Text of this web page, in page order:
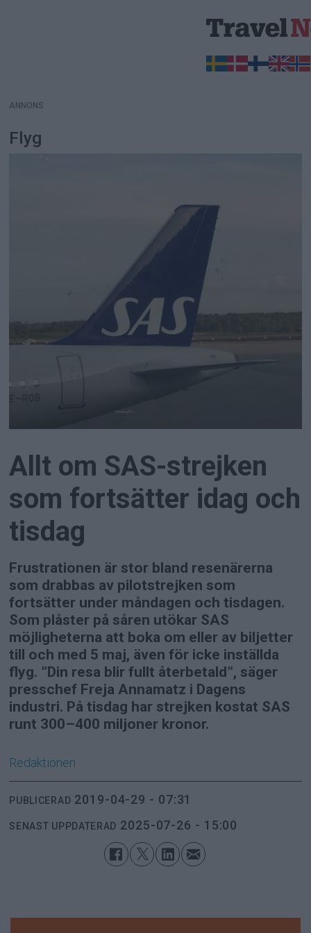
ANNONS
Flyg
Allt om SAS-strejken
som fortsätter idag och
tisdag
Frustrationen är stor bland resenärerna
som drabbas av pilotstrejken som
fortsätter under måndagen och tisdagen.
Som plåster på såren utökar SAS
möjligheterna att boka om eller av biljetter
till och med 5 maj, även för icke inställda
flyg. ”Din resa blir fullt återbetald”, säger
presschef Freja Annamatz i Dagens
industri. På tisdag har strejken kostat SAS
runt 300–400 miljoner kronor.
Redaktionen
PUBLICERAD 2019-04-29 - 07:31
SENAST UPPDATERAD 2025-07-26 - 15:00